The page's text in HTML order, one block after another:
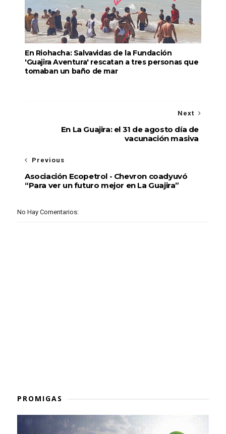
En Riohacha: Salvavidas de la Fundación
'Guajira Aventura' rescatan a tres personas que
tomaban un baño de mar
Next
En La Guajira: el 31 de agosto día de
vacunación masiva
Previous
Asociación Ecopetrol - Chevron coadyuvó
“Para ver un futuro mejor en La Guajira”
No Hay Comentarios:
PROMIGAS